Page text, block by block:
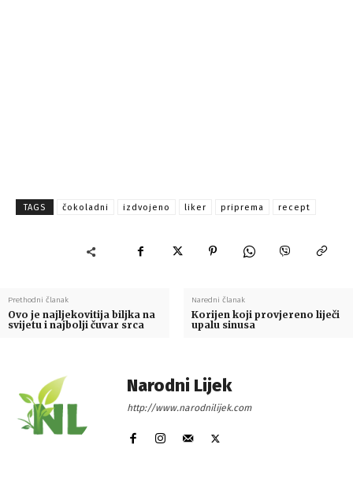
TAGS čokoladni izdvojeno liker priprema recept
Prethodni članak
Ovo je najljekovitija biljka na
svijetu i najbolji čuvar srca
Naredni članak
Korijen koji provjereno liječi
upalu sinusa
Narodni Lijek
http://www.narodnilijek.com